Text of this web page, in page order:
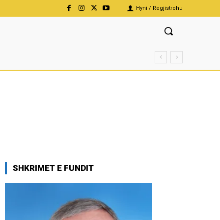
Hyni / Regjistrohu
SHKRIMET E FUNDIT